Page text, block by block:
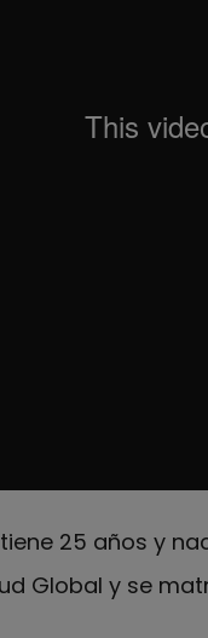
25 años y
Global y se